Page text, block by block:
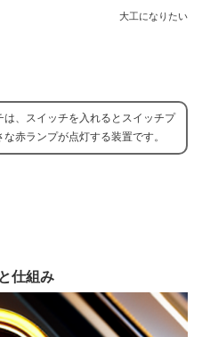
大工になりたい
は、スイッチを入れるとスイッチプ
赤ランプが点灯する装置です。
仕組み